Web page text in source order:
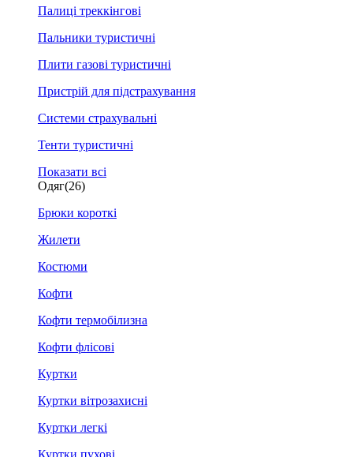
Палиці треккінгові
Пальники туристичні
Плити газові туристичні
Пристрій для підстрахування
Системи страхувальні
Тенти туристичні
Показати всі
Одяг(26)
Брюки короткі
Жилети
Костюми
Кофти
Кофти термобілизна
Кофти флісові
Куртки
Куртки вітрозахисні
Куртки легкі
Куртки пухові